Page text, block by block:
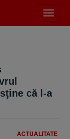
meniu
că l-a
ACTUALITATE